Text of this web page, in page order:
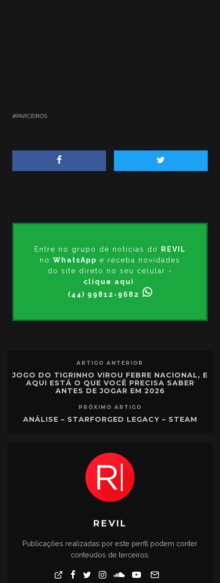
PARCEIROS
Entre no grupo de notícias do
REVIL
no WhatsApp e receba novidades
do site direto no seu celular -
clique aqui
(44) 99812-9682
ARTIGO ANTERIOR
JOGO DO TIGRINHO VIROU FEBRE NACIONAL, E
AQUI ESTÁ O QUE VOCÊ PRECISA SABER
ANTES DE JOGAR EM 2026
PRÓXIMO ARTIGO
ANÁLISE – STARFORGED LEGACY – STEAM
REVIL
Publicações realizadas por este perfil podem conter
conteúdos de terceiros.